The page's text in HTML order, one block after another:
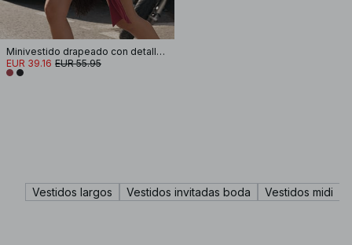
Minivestido drapeado con detalle de hebilla
EUR 39.16 EUR 55.95
Vestidos largos Vestidos invitadas boda Vestidos midi